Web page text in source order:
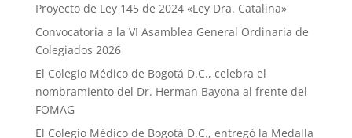
Proyecto de Ley 145 de 2024 «Ley Dra. Catalina»
Convocatoria a la VI Asamblea General Ordinaria de
Colegiados 2026
El Colegio Médico de Bogotá D.C., celebra el
nombramiento del Dr. Herman Bayona al frente del
FOMAG
El Colegio Médico de Bogotá D.C., entregó la Medalla